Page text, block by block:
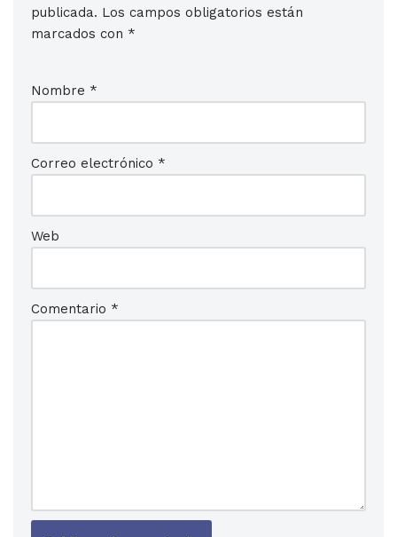
publicada. Los campos obligatorios están
marcados con *
Nombre *
Correo electrónico *
Web
Comentario *